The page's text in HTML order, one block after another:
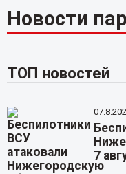
Новости
ТОП новостей
7